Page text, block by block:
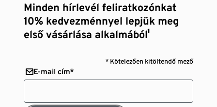
Minden hírlevél feliratkozónkat
10% kedvezménnyel lepjük meg
első vásárlása alkalmából¹
* Kötelezően kitöltendő mező
E-mail cím*